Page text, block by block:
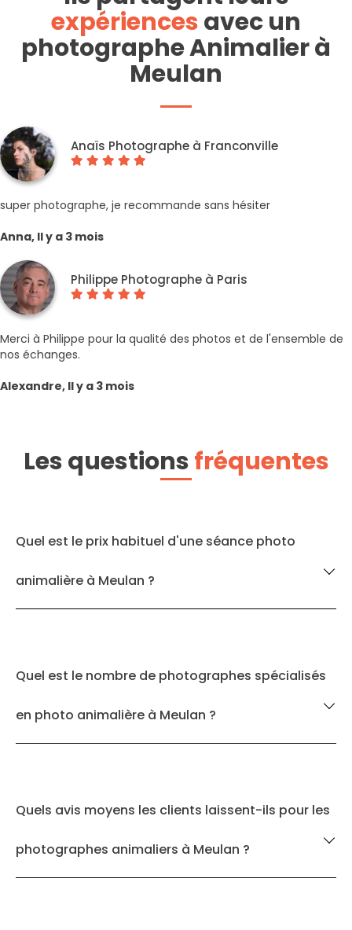
expériencesavec un
photographe Animalier à
Meulan
Anaïs Photographe à Franconville
super photographe, je recommande sans hésiter
Anna, Il y a 3 mois
Philippe Photographe à Paris
Merci à Philippe pour la qualité des photos et de l'ensemble de
nos échanges.
Alexandre, Il y a 3 mois
Les questionsfréquentes
Quel est le prix habituel d'une séance photo
animalière à Meulan ?
Quel est le nombre de photographes spécialisés
en photo animalière à Meulan ?
Quels avis moyens les clients laissent-ils pour les
photographes animaliers à Meulan ?